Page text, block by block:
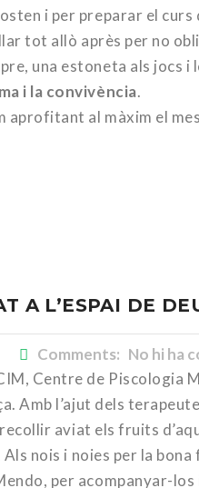
i per preparar el
tot allò après per no
una estoneta als jocs
i la convivència.
aprofitant al màxim el
A L’ESPAI DE
Comments: No hi ha
Centre de Piscologia
Amb l’ajut dels
aviat els fruits
nois i noies per la
per acompanyar-